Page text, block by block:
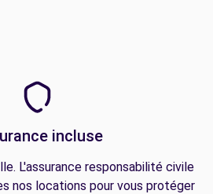
incluse
L'assurance responsabilité civile
nos locations pour vous protéger